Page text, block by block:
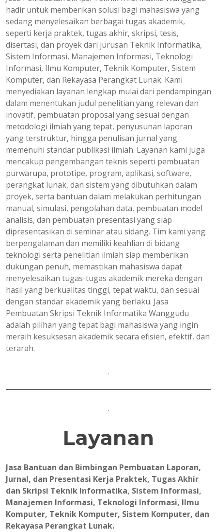
hadir untuk memberikan solusi bagi mahasiswa yang
sedang menyelesaikan berbagai tugas akademik,
seperti kerja praktek, tugas akhir, skripsi, tesis,
disertasi, dan proyek dari jurusan Teknik Informatika,
Sistem Informasi, Manajemen Informasi, Teknologi
Informasi, Ilmu Komputer, Teknik Komputer, Sistem
Komputer, dan Rekayasa Perangkat Lunak. Kami
menyediakan layanan lengkap mulai dari pendampingan
dalam menentukan judul penelitian yang relevan dan
inovatif, pembuatan proposal yang sesuai dengan
metodologi ilmiah yang tepat, penyusunan laporan
yang terstruktur, hingga penulisan jurnal yang
memenuhi standar publikasi ilmiah. Layanan kami juga
mencakup pengembangan teknis seperti pembuatan
purwarupa, prototipe, program, aplikasi, software,
perangkat lunak, dan sistem yang dibutuhkan dalam
proyek, serta bantuan dalam melakukan perhitungan
manual, simulasi, pengolahan data, pembuatan model
analisis, dan pembuatan presentasi yang siap
dipresentasikan di seminar atau sidang. Tim kami yang
berpengalaman dan memiliki keahlian di bidang
teknologi serta penelitian ilmiah siap memberikan
dukungan penuh, memastikan mahasiswa dapat
menyelesaikan tugas-tugas akademik mereka dengan
hasil yang berkualitas tinggi, tepat waktu, dan sesuai
dengan standar akademik yang berlaku. Jasa
Pembuatan Skripsi Teknik Informatika Wanggudu
adalah pilihan yang tepat bagi mahasiswa yang ingin
meraih kesuksesan akademik secara efisien, efektif, dan
terarah.
.
.
Layanan
Jasa Bantuan dan Bimbingan Pembuatan Laporan,
Jurnal, dan Presentasi Kerja Praktek, Tugas Akhir
dan Skripsi Teknik Informatika, Sistem Informasi,
Manajemen Informasi, Teknologi Informasi, Ilmu
Komputer, Teknik Komputer, Sistem Komputer, dan
Rekayasa Perangkat Lunak.